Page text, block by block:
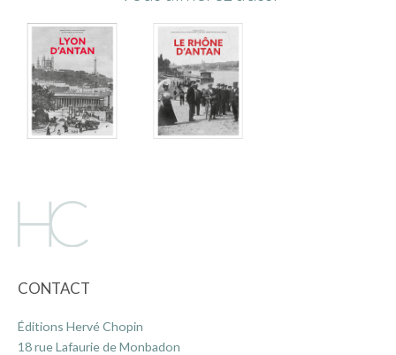
CONTACT
Éditions Hervé Chopin
18 rue Lafaurie de Monbadon